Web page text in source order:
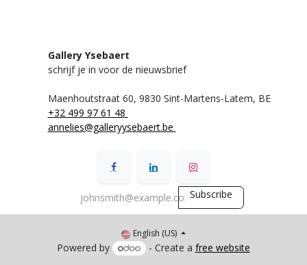
Gallery Ysebaert
schrijf je in voor de nieuwsbrief
Maenhoutstraat 60, 9830 Sint-Martens-Latem, BE
+32 499 97 61 48
annelies@galleryysebaert.be
Subscribe
English (US)
Powered by - Create a free website